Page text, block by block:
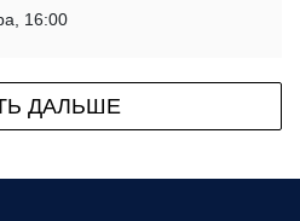
16:00
ДАЛЬШЕ